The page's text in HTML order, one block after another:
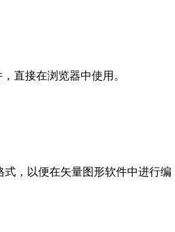
直接在浏览器中使用。
式，以便在矢量图形软件中进行编